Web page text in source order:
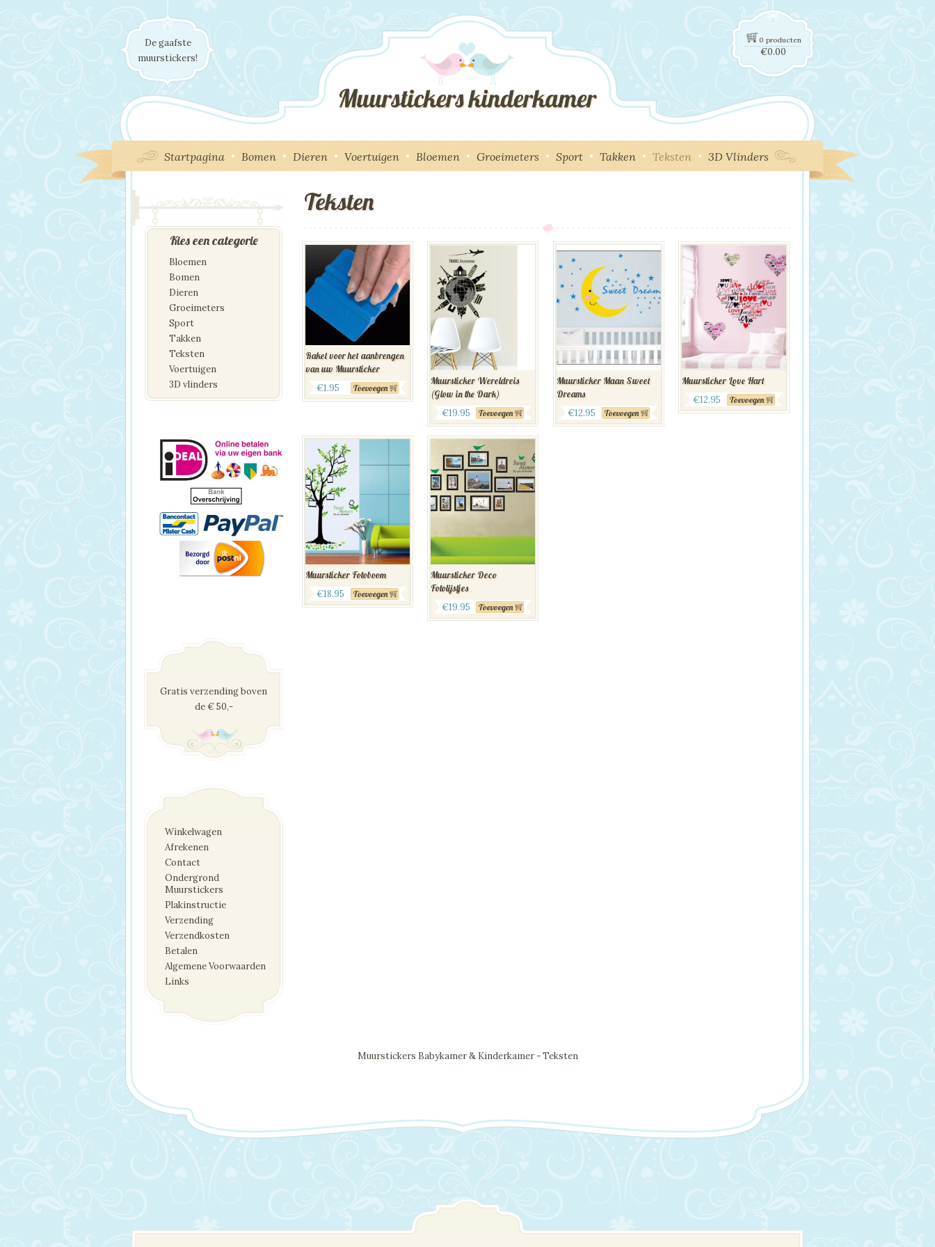
De gaafste
muurstickers!
0 producten
€0.00
Startpagina Bomen Dieren Voertuigen Bloemen Groeimeters Sport Takken Teksten 3D Vlinders
Teksten
Rakel voor het aanbrengen
van uw Muursticker
€1.95 Toevoegen
Muursticker Wereldreis
(Glow in the Dark)
€19.95 Toevoegen
Muursticker Maan Sweet
Dreams
€12.95 Toevoegen
Muursticker Love Hart
€12.95 Toevoegen
Muursticker Fotoboom
€18.95 Toevoegen
Muursticker Deco
Fotolijstjes
€19.95 Toevoegen
Kies een categorie
Bloemen
Bomen
Dieren
Groeimeters
Sport
Takken
Teksten
Voertuigen
3D vlinders
Gratis verzending boven
de € 50,-
Winkelwagen
Afrekenen
Contact
Ondergrond
Muurstickers
Plakinstructie
Verzending
Verzendkosten
Betalen
Algemene Voorwaarden
Links
Muurstickers Babykamer & Kinderkamer - Teksten